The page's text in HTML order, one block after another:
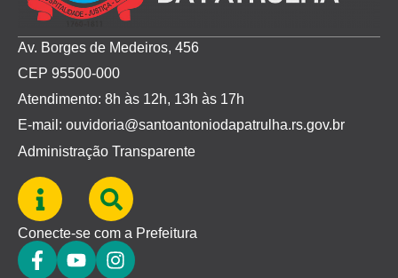
Av. Borges de Medeiros, 456
CEP 95500-000
Atendimento: 8h às 12h, 13h às 17h
E-mail: ouvidoria@santoantoniodapatrulha.rs.gov.br
Administração Transparente
Conecte-se com a Prefeitura